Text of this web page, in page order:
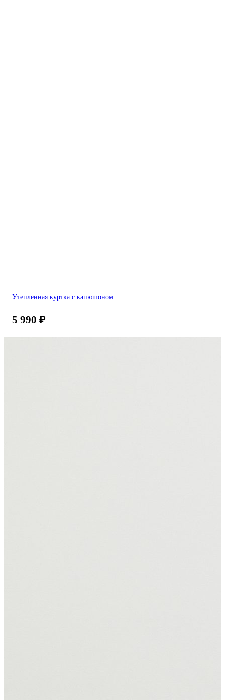
Утепленная куртка с капюшоном
5 990 ₽